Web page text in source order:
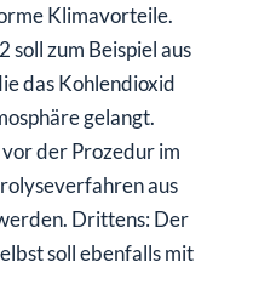
Klimavorteile.
soll zum Beispiel aus
das Kohlendioxid
gelangt.
der Prozedur im
aus
Drittens: Der
soll ebenfalls mit